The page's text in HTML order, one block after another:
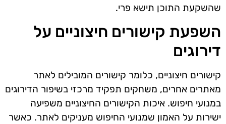
שהשקעת התוכן תישא פרי.
השפעת קישורים חיצוניים על
דירוגים
קישורים חיצוניים, כלומר קישורים המובילים לאתר
מאתרים אחרים, משחקים תפקיד מרכזי בשיפור הדירוגים
במנועי חיפוש. איכות הקישורים החיצוניים משפיעה
ישירות על האמון שמנועי החיפוש מעניקים לאתר. כאשר